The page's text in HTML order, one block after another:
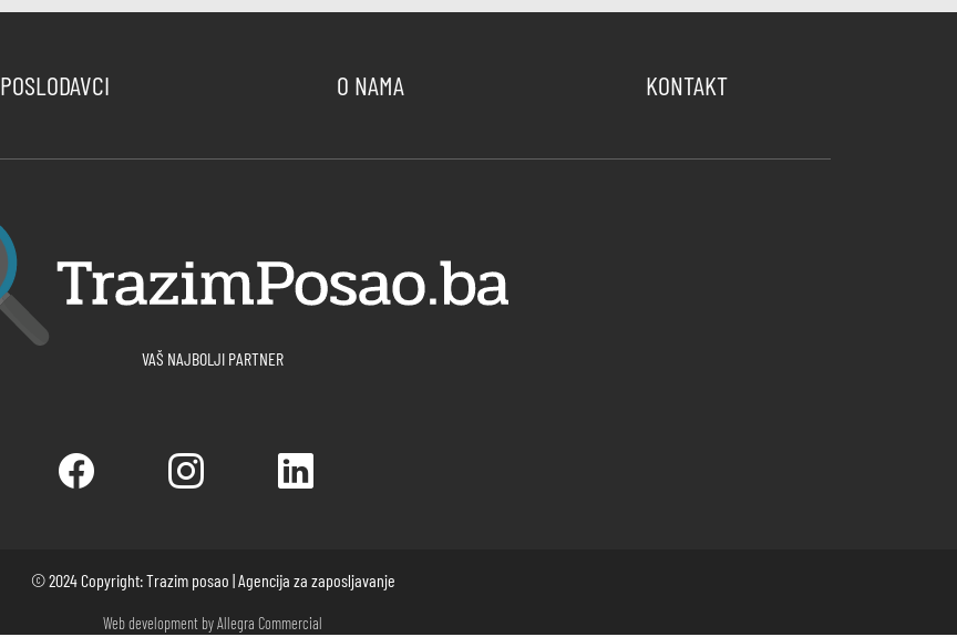
POSLODAVCI O NAMA KONTAKT
VAŠ NAJBOLJI PARTNER
© 2024 Copyright: Trazim posao | Agencija za zaposljavanje
Web development byAllegra Commercial